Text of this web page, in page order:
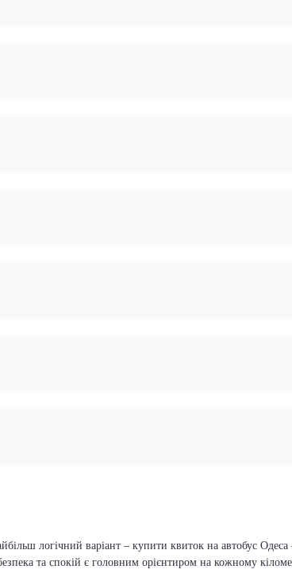
логічний варіант – купити квиток на автобус
та спокій є головним орієнтиром на кожному